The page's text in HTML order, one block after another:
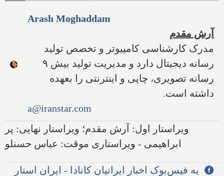
Arash Moghaddam
آرش مقدم
مدرک کارشناسی کامپیوتر و تخصص تولید
رسانه دیجیتال دارد و مدیریت تولید بیش ۹
رسانه تصویری، چاپی و اینترنتی را بعهده
داشته است.
a@iranstar.com
ویراستار اول: آرش مقدم؛ ویراستار نهایی: پر
ابراهیمی - ویراستاری موقت: عباس حسنلو
به فیس‌بوک اخبار ایرانیان کانادا - ایران استار